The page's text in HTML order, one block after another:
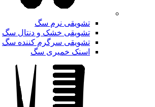
تشویقی نرم سگ
تشویقی خشک و دنتال سگ
تشویقی سرگرم کننده سگ
اسنک خمیری سگ